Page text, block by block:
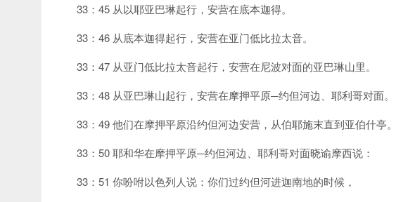
33：45 从以耶亚巴琳起行，安营在底本迦得。
33：46 从底本迦得起行，安营在亚门低比拉太音。
33：47 从亚门低比拉太音起行，安营在尼波对面的亚巴琳山里。
33：48 从亚巴琳山起行，安营在摩押平原─约但河边、耶利哥对面。
33：49 他们在摩押平原沿约但河边安营，从伯耶施末直到亚伯什亭。
33：50 耶和华在摩押平原─约但河边、耶利哥对面晓谕摩西说：
33：51 你吩咐以色列人说：你们过约但河进迦南地的时候，